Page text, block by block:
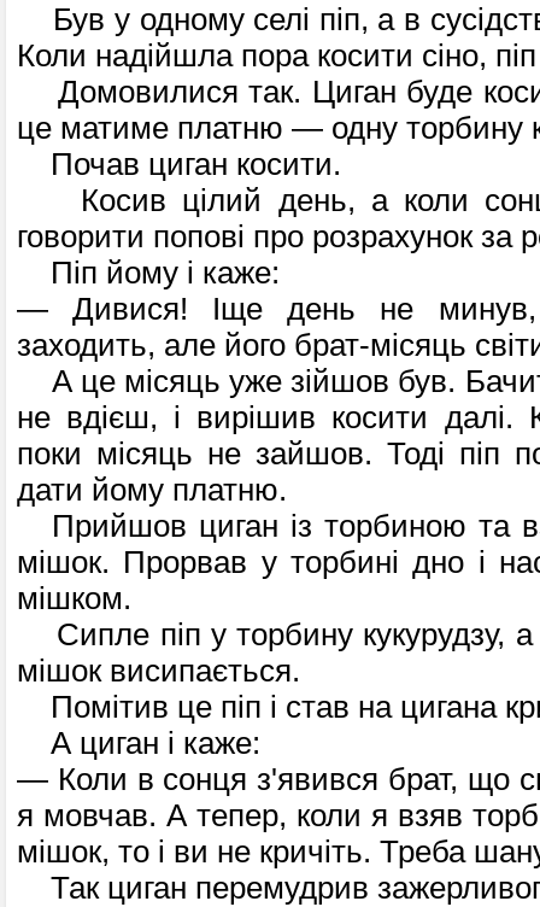
Був у одному селі піп, а в
Коли надійшла пора косити сіно,
Домовилися так. Циган буде
це матиме платню — одну торбину
Почав циган косити.
Косив цілий день, а коли
говорити попові про розрахунок за
Піп йому і каже:
— Дивися! Іще день не
заходить, але його брат-місяць
А це місяць уже зійшов був.
не вдієш, і вирішив косити далі.
поки місяць не зайшов. Тоді піп
дати йому платню.
Прийшов циган із торбиною та
мішок. Прорвав у торбині дно і
мішком.
Сипле піп у торбину кукурудзу, а
мішок висипається.
Помітив це піп і став на цигана
А циган і каже:
— Коли в сонця з'явився брат, що
я мовчав. А тепер, коли я взяв
мішок, то і ви не кричіть. Треба
Так циган перемудрив